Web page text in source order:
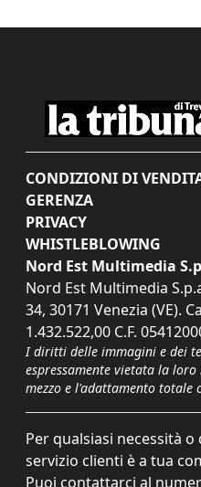
CONDIZIONI DI
GERENZA
PRIVACY
WHISTLEBLOWING
Nord Est Multimedia
Nord Est Multimedia
34, 30171 Venezia (VE).
1.432.522,00 C.F.
I diritti delle immagini e dei
espressamente vietata la
mezzo e l'adattamento totale
Per qualsiasi necessità
servizio clienti è a tua
Puoi contattarci al